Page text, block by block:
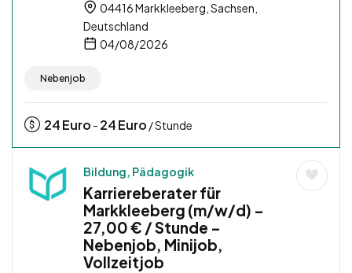
04416 Markkleeberg, Sachsen,
Deutschland
04/08/2026
Nebenjob
24Euro - 24Euro / Stunde
Bildung, Pädagogik
Karriereberater für
Markkleeberg (m/w/d) –
27,00 € / Stunde –
Nebenjob, Minijob,
Vollzeitjob